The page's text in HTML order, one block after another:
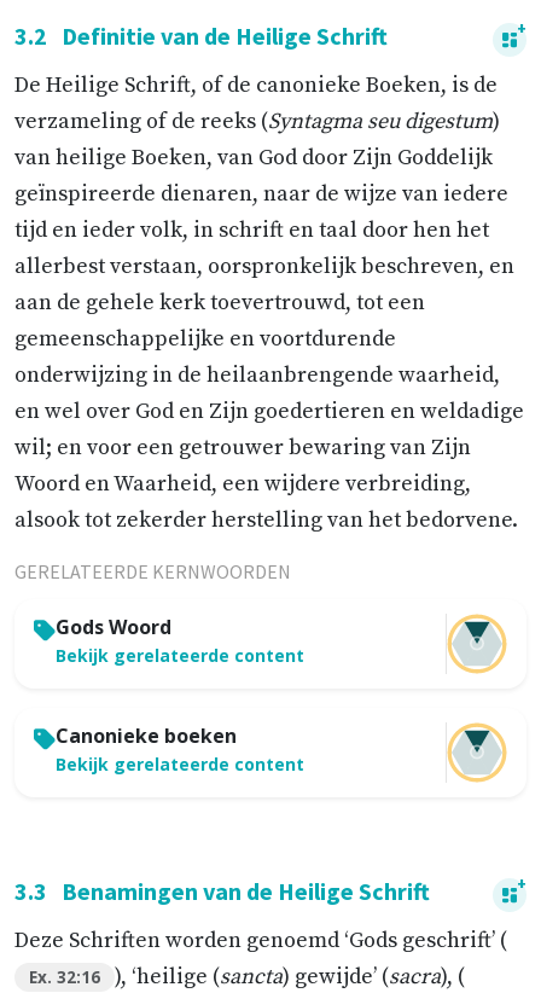
3.2 Definitie van de Heilige Schrift
De Heilige Schrift, of de canonieke Boeken, is de
verzameling of de reeks (Syntagma seu digestum)
van heilige Boeken, van God door Zijn Goddelijk
geïnspireerde dienaren, naar de wijze van iedere
tijd en ieder volk, in schrift en taal door hen het
allerbest verstaan, oorspronkelijk beschreven, en
aan de gehele kerk toevertrouwd, tot een
gemeenschappelijke en voortdurende
onderwijzing in de heilaanbrengende waarheid,
en wel over God en Zijn goedertieren en weldadige
wil; en voor een getrouwer bewaring van Zijn
Woord en Waarheid, een wijdere verbreiding,
alsook tot zekerder herstelling van het bedorvene.
GERELATEERDE KERNWOORDEN
Gods Woord
Bekijk gerelateerde content
Canonieke boeken
Bekijk gerelateerde content
3.3 Benamingen van de Heilige Schrift
Deze Schriften worden genoemd ‘Gods geschrift’ (
Ex. 32:16 ), ‘heilige (sancta) gewijde’ (sacra), (